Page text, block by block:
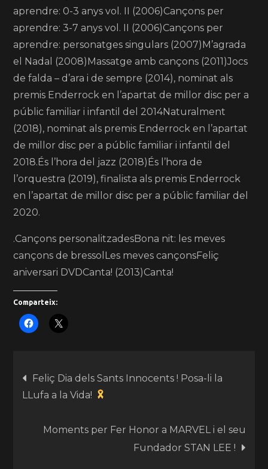
aprendre: 0-3 anys vol. II (2006)Cançons per
aprendre: 3-7 anys vol. II (2006)Cançons per
aprendre: personatges singulars (2007)M’agrada
el Nadal (2008)Massatge amb cançons (2011)Jocs
de falda – d’ara i de sempre (2014), nominat als
premis Enderrock en l’apartat de millor disc per a
públic familiar i infantil del 2014Naturalment
(2018), nominat als premis Enderrock en l’apartat
de millor disc per a públic familiar i infantil del
2018.És l’hora del jazz (2018)És l’hora de
l’orquestra (2019), finalista als premis Enderrock
en l’apartat de millor disc per a públic familiar del
2020.
.Cançons personalitzadesBona nit: les meves
cançons de bressolLes meves cançonsFeliç
aniversari DVDCanta! (2013)Canta!
Comparteix:
Feliç Dia dels Sants Innocents ! Posa-li la
LLufa a la Vida!
Moments per Fer Honor a MARVEL i el seu
Fundador STAN LEE !